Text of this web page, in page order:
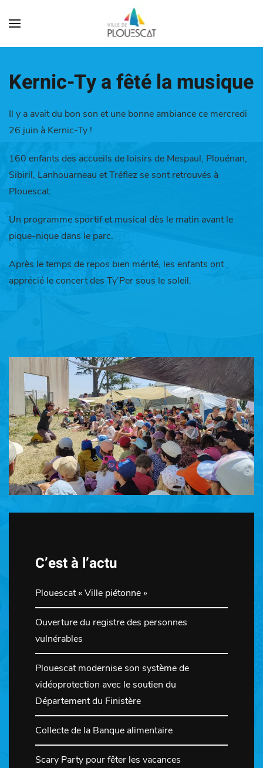
Kernic-Ty a fêté la musique
Il y a avait du bon son et une bonne ambiance ce mercredi
26 juin à Kernic-Ty !
160 enfants des accueils de loisirs de Mespaul, Plouénan,
Sibiril, Lanhouarneau et Tréflez se sont retrouvés à
Plouescat.
Un programme sportif et musical dès le matin avant le
pique-nique dans le parc.
Après le temps de repos bien mérité, les enfants ont
apprécié le concert des Ty’Per sous le soleil.
C’est à l’actu
Plouescat « Ville piétonne »
Ouverture du registre des personnes
vulnérables
Plouescat modernise son système de
vidéoprotection avec le soutien du
Département du Finistère
Collecte de la Banque alimentaire
Scary Party pour fêter les vacances